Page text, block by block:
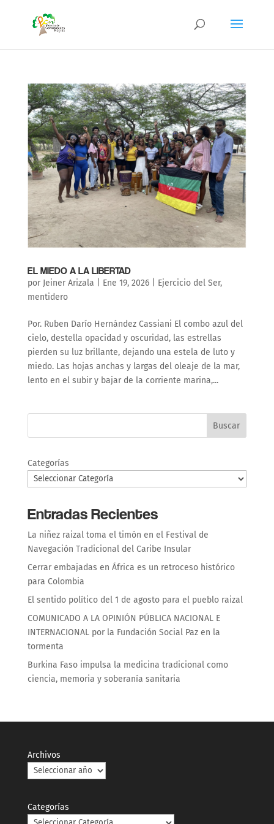
EL MIEDO A LA LIBERTAD
por Jeiner Arizala Ene 19, 2026| Ejercicio del Ser,
mentidero
Por. Ruben Darío Hernández Cassiani El combo azul del
cielo, destella opacidad y oscuridad, las estrellas
pierden su luz brillante, dejando una estela de luto y
miedo. Las hojas anchas y largas del oleaje de la mar,
lento en el subir y bajar de la corriente marina,...
Buscar
Categorías
Entradas Recientes
La niñez raizal toma el timón en el Festival de
Navegación Tradicional del Caribe Insular
Cerrar embajadas en África es un retroceso histórico
para Colombia
El sentido político del 1 de agosto para el pueblo raizal
COMUNICADO A LA OPINIÓN PÚBLICA NACIONAL E
INTERNACIONAL por la Fundación Social Paz en la
tormenta
Burkina Faso impulsa la medicina tradicional como
ciencia, memoria y soberanía sanitaria
Archivos
Categorías